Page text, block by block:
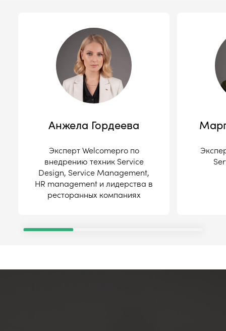
Анжела Гордеева
Эксперт Welcomepro по
внедрению техник Service
Design, Service Management,
HR management и лидерства в
ресторанных компаниях